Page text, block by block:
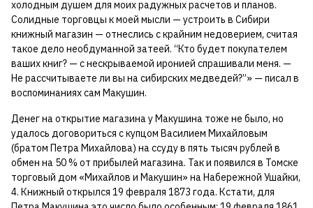
холодным душем для моих радужных расчетов и планов.
Солидные торговцы к моей мысли — устроить в Сибири
книжный магазин — отнеслись с крайним недоверием, считая
такое дело необдуманной затеей. “Кто будет покупателем
ваших книг? — с нескрываемой иронией спрашивали меня. —
Не рассчитываете ли вы на сибирских медведей?”» — писал в
воспоминаниях сам Макушин.
Денег на открытие магазина у Макушина тоже не было, но
удалось договориться с купцом Василием Михайловым
(братом Петра Михайлова) на ссуду в пять тысяч рублей в
обмен на 50 % от прибылей магазина. Так и появился в Томске
торговый дом «Михайлов и Макушин» на Набережной Ушайки,
4. Книжный открылся 19 февраля 1873 года. Кстати, для